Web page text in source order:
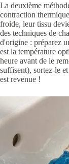
La deuxième
contraction
froide, leur tissu
des techniques de
d'origine : préparez
est la température
heure avant de le
suffisent), sortez-le
est revenue !